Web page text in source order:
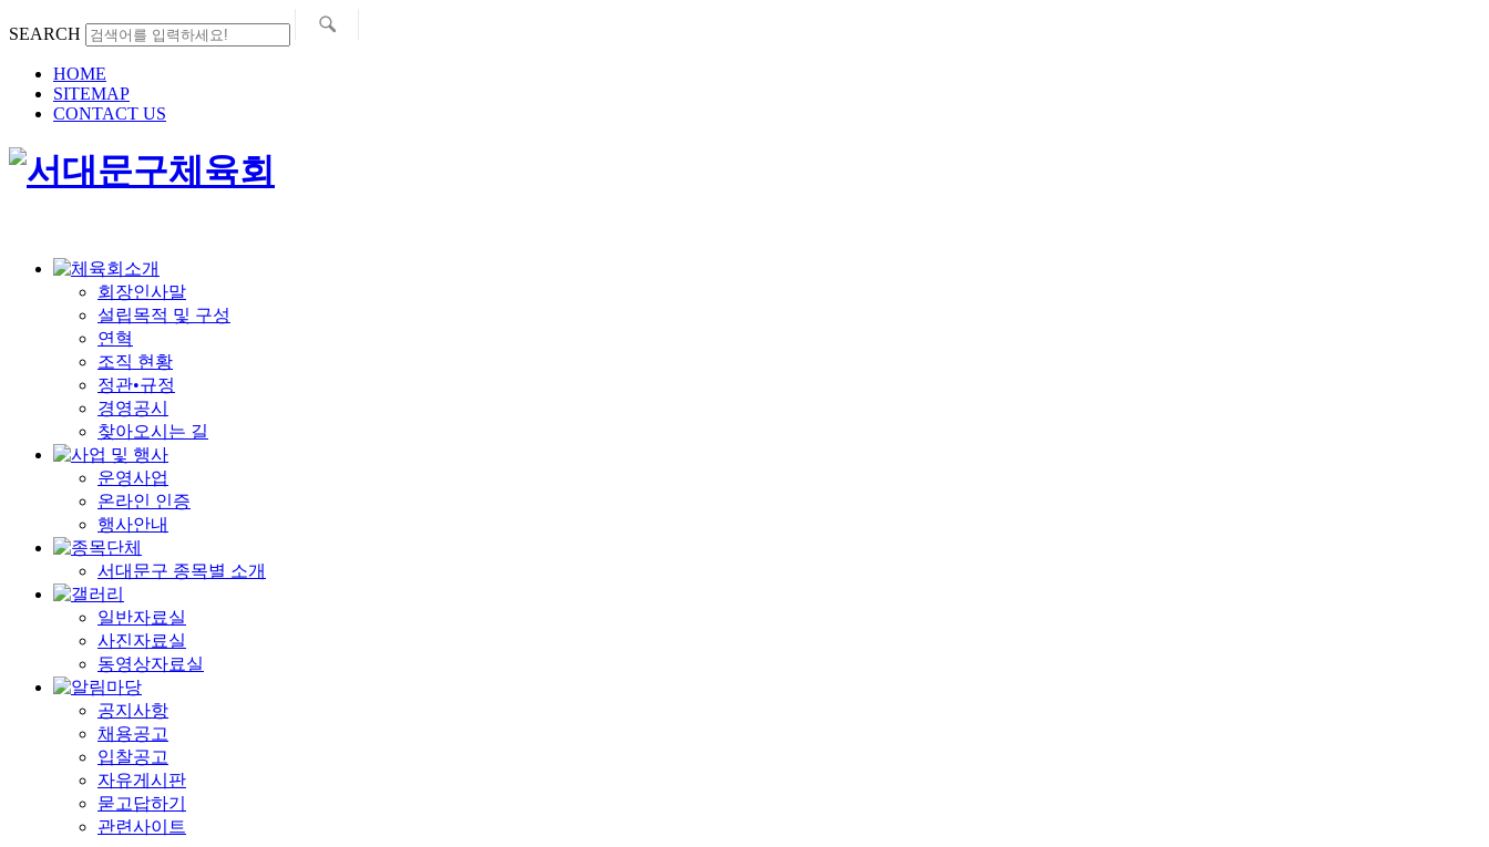
SEARCH
HOME
SITEMAP
CONTACT US
회장인사말
설립목적 및 구성
연혁
조직 현황
정관•규정
경영공시
찾아오시는 길
운영사업
온라인 인증
행사안내
서대문구 종목별 소개
일반자료실
사진자료실
동영상자료실
공지사항
채용공고
입찰공고
자유게시판
묻고답하기
관련사이트